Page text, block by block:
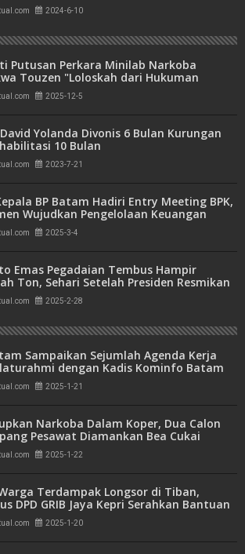
2024-6-10
Putusan Perkara Minilab Narkoba
Touzen "Loloskah dari Hukuman
Hidup atau Mati"
2025-12-5
Yolanda Divonis 6 Bulan Kurungan
10 Bulan
2023-7-21
BP Batam Hadiri Entry Meeting BPK,
Wujudkan Pengelolaan Keuangan
dan Akuntabel
2025-3-4
Emas Pegadaian Tembus Hampir
Ton, Sehari Setelah Presiden Resmikan
2025-2-28
Sampaikan Sejumlah Agenda Kerja
dengan Kadis Kominfo Batam
2025-1-21
Narkoba Dalam Koper, Dua Calon
Pesawat Diamankan Bea Cukai
2025-1-22
Terdampak Longsor di Tiban,
DPD GRIB Jaya Kepri Serahkan Bantuan
2025-1-20